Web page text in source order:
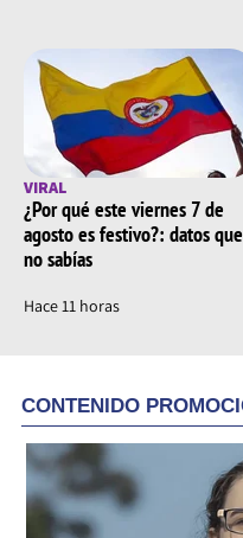
VIRAL
¿Por qué este viernes 7 de
agosto es festivo?: datos que
no sabías
Hace 11 horas